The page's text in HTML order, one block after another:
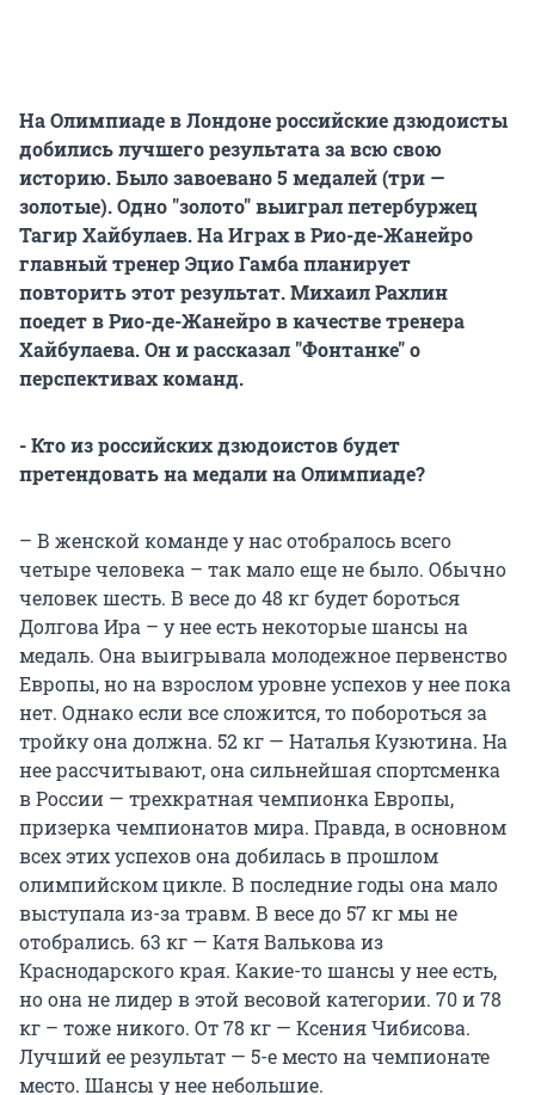
На Олимпиаде в Лондоне российские дзюдоисты
добились лучшего результата за всю свою
историю. Было завоевано 5 медалей (три —
золотые). Одно "золото" выиграл петербуржец
Тагир Хайбулаев. На Играх в Рио-де-Жанейро
главный тренер Эцио Гамба планирует
повторить этот результат. Михаил Рахлин
поедет в Рио-де-Жанейро в качестве тренера
Хайбулаева. Он и рассказал "Фонтанке" о
перспективах команд.
- Кто из российских дзюдоистов будет
претендовать на медали на Олимпиаде?
– В женской команде у нас отобралось всего
четыре человека – так мало еще не было. Обычно
человек шесть. В весе до 48 кг будет бороться
Долгова Ира – у нее есть некоторые шансы на
медаль. Она выигрывала молодежное первенство
Европы, но на взрослом уровне успехов у нее пока
нет. Однако если все сложится, то побороться за
тройку она должна. 52 кг — Наталья Кузютина. На
нее рассчитывают, она сильнейшая спортсменка
в России — трехкратная чемпионка Европы,
призерка чемпионатов мира. Правда, в основном
всех этих успехов она добилась в прошлом
олимпийском цикле. В последние годы она мало
выступала из-за травм. В весе до 57 кг мы не
отобрались. 63 кг — Катя Валькова из
Краснодарского края. Какие-то шансы у нее есть,
но она не лидер в этой весовой категории. 70 и 78
кг – тоже никого. От 78 кг — Ксения Чибисова.
Лучший ее результат — 5-е место на чемпионате
место. Шансы у нее небольшие.